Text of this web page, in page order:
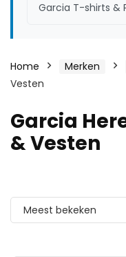
Garcia T-shirts &
Home Merken
Vesten
Garcia
& Vesten
Meest bekeken